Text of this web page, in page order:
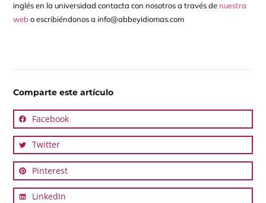
inglés en la universidad contacta con nosotros a través de nuestra
webo escribiéndonos a info@abbeyidiomas.com
Comparte este artículo
Facebook
Twitter
Pinterest
LinkedIn